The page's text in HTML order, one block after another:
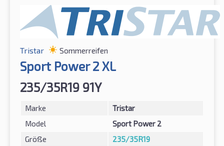
Tristar Sommerreifen
Sport Power 2 XL
235/35R19 91Y
Marke
Tristar
Model
Sport Power 2
Größe
235/35R19